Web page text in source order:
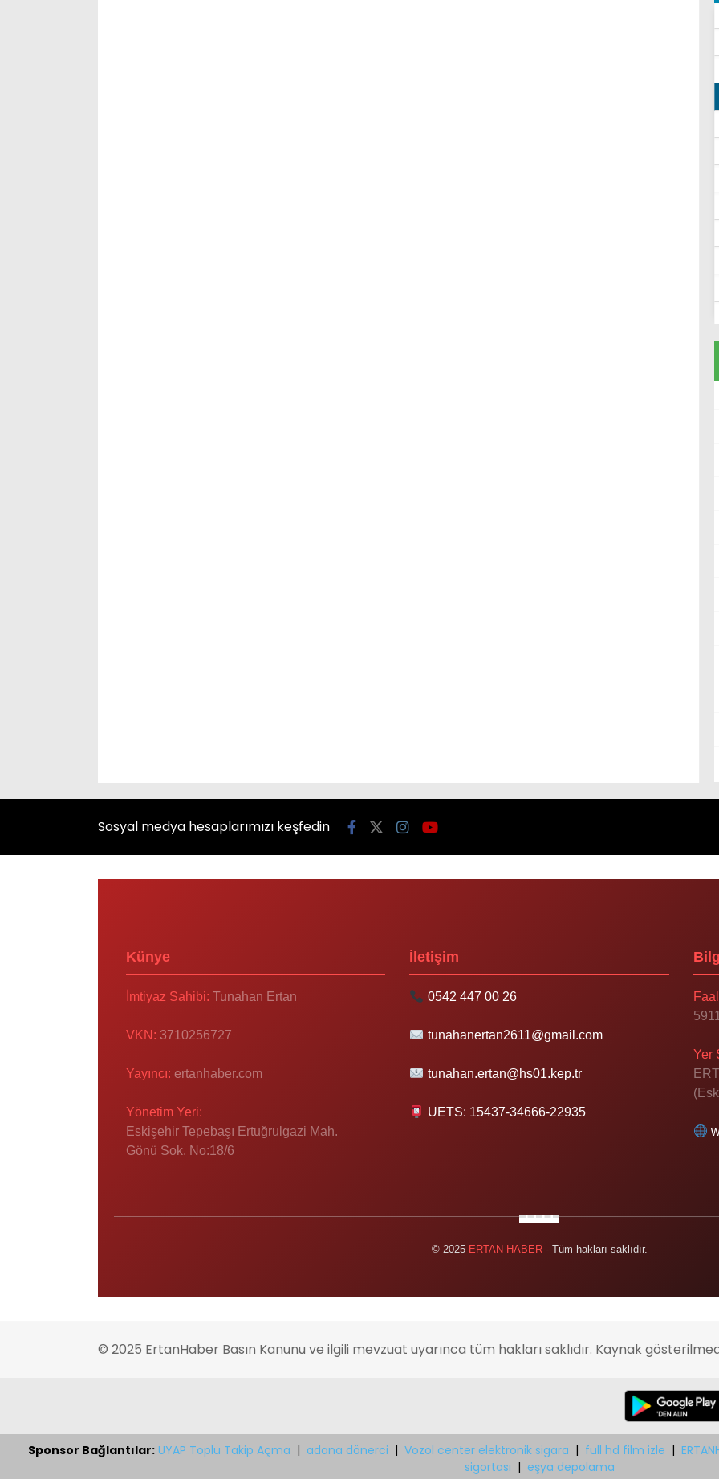
Sosyal medya hesaplarımızı keşfedin
Künye
İmtiyaz Sahibi: Tunahan Ertan
VKN: 3710256727
Yayıncı: ertanhaber.com
Yönetim Yeri:
Eskişehir Tepebaşı Ertuğrulgazi Mah.
Gönü Sok. No:18/6
İletişim
0542 447 00 26
tunahanertan2611@gmail.com
tunahan.ertan@hs01.kep.tr
UETS: 15437-34666-22935
Yer
© 2025 ERTAN HABER- Tüm hakları saklıdır.
© 2025 ErtanHaber Basın Kanunu ve ilgili mevzuat uyarınca tüm hakları saklıdır. Kaynak
Sponsor Bağlantılar: UYAP Toplu Takip Açma | adana dönerci | Vozol center elektronik sigara | full hd film izle |
sigortası | eşya depolama